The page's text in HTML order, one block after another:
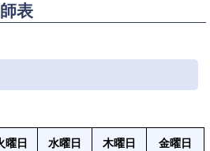
表
曜日 水曜日 木曜日
金曜日